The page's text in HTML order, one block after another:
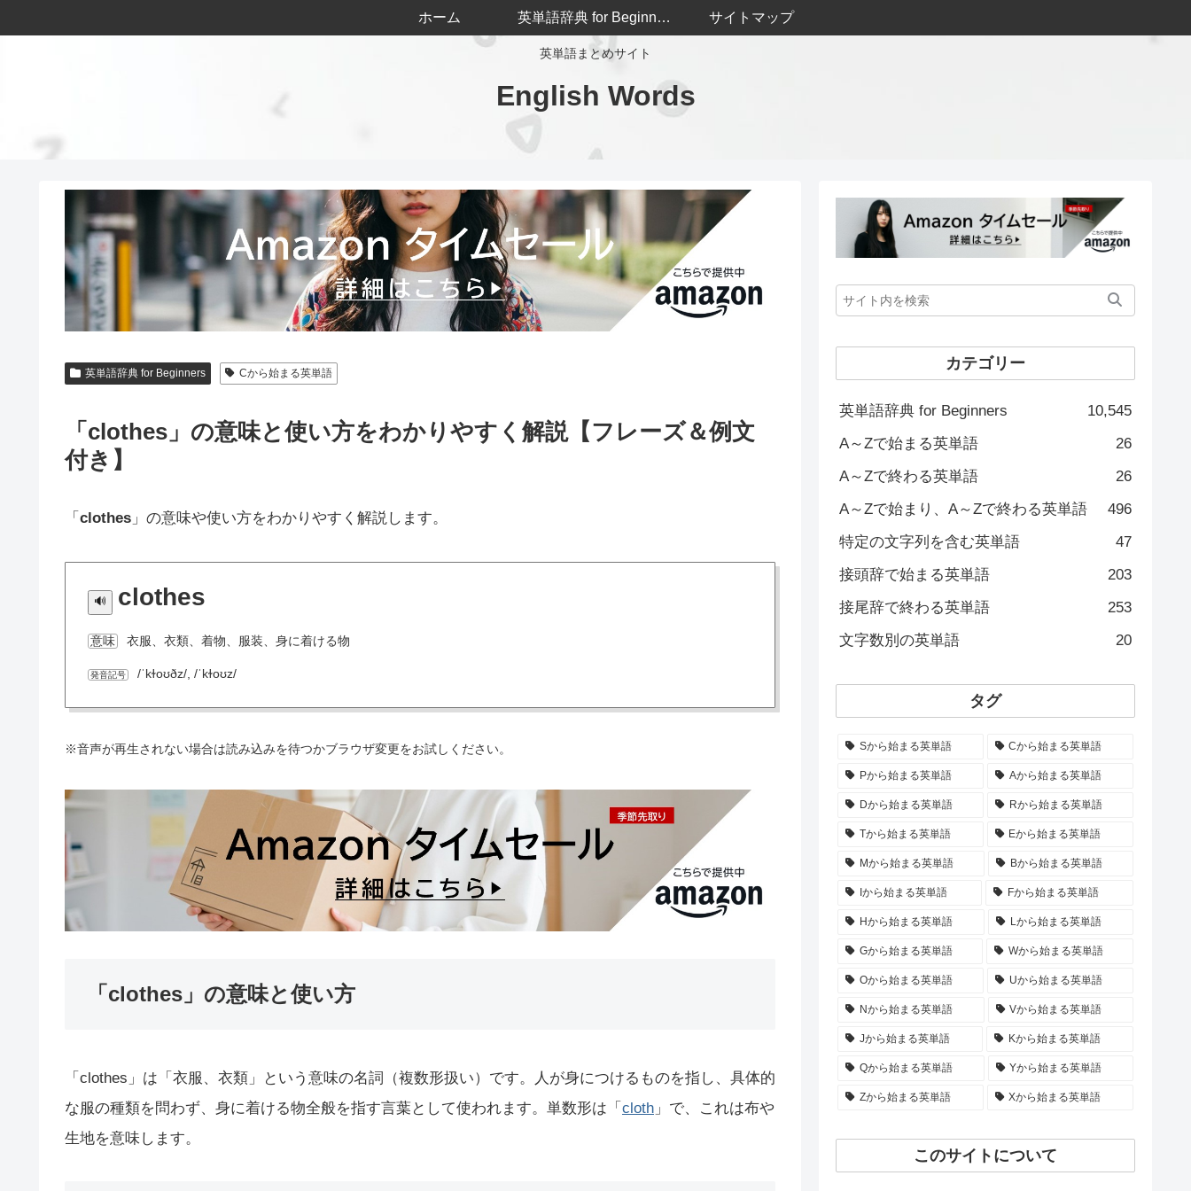
英単語まとめサイト
English Words
ホーム 英単語辞典 for Beginners サイトマップ
英単語辞典 for Beginners Cから始まる英単語
「clothes」の意味と使い方をわかりやすく解説【フレーズ＆例文
付き】
「 clothes 」の意味や使い方をわかりやすく解説します。
clothes
意味 衣服、衣類、着物、服装、身に着ける物
発音記号 /ˈkɫoʊðz/, /ˈkɫoʊz/
※音声が再生されない場合は読み込みを待つかブラウザ変更をお試しください。
「clothes」の意味と使い方
「clothes」は「衣服、衣類」という意味の名詞（複数形扱い）です。人が身につけるものを指し、具体的
な服の種類を問わず、身に着ける物全般を指す言葉として使われます。単数形は「 cloth 」で、これは布や
生地を意味します。
カテゴリー
英単語辞典 for Beginners
10,545
A～Zで始まる英単語
26
A～Zで終わる英単語
26
A～Zで始まり、A～Zで終わる英単語
496
特定の文字列を含む英単語
47
接頭辞で始まる英単語
203
接尾辞で終わる英単語
253
文字数別の英単語
20
タグ
Sから始まる英単語 Cから始まる英単語
Pから始まる英単語 Aから始まる英単語
Dから始まる英単語 Rから始まる英単語
Tから始まる英単語 Eから始まる英単語
Mから始まる英単語 Bから始まる英単語
Iから始まる英単語 Fから始まる英単語
Hから始まる英単語 Lから始まる英単語
Gから始まる英単語 Wから始まる英単語
Oから始まる英単語 Uから始まる英単語
Nから始まる英単語 Vから始まる英単語
Jから始まる英単語 Kから始まる英単語
Qから始まる英単語 Yから始まる英単語
Zから始まる英単語 Xから始まる英単語
このサイトについて